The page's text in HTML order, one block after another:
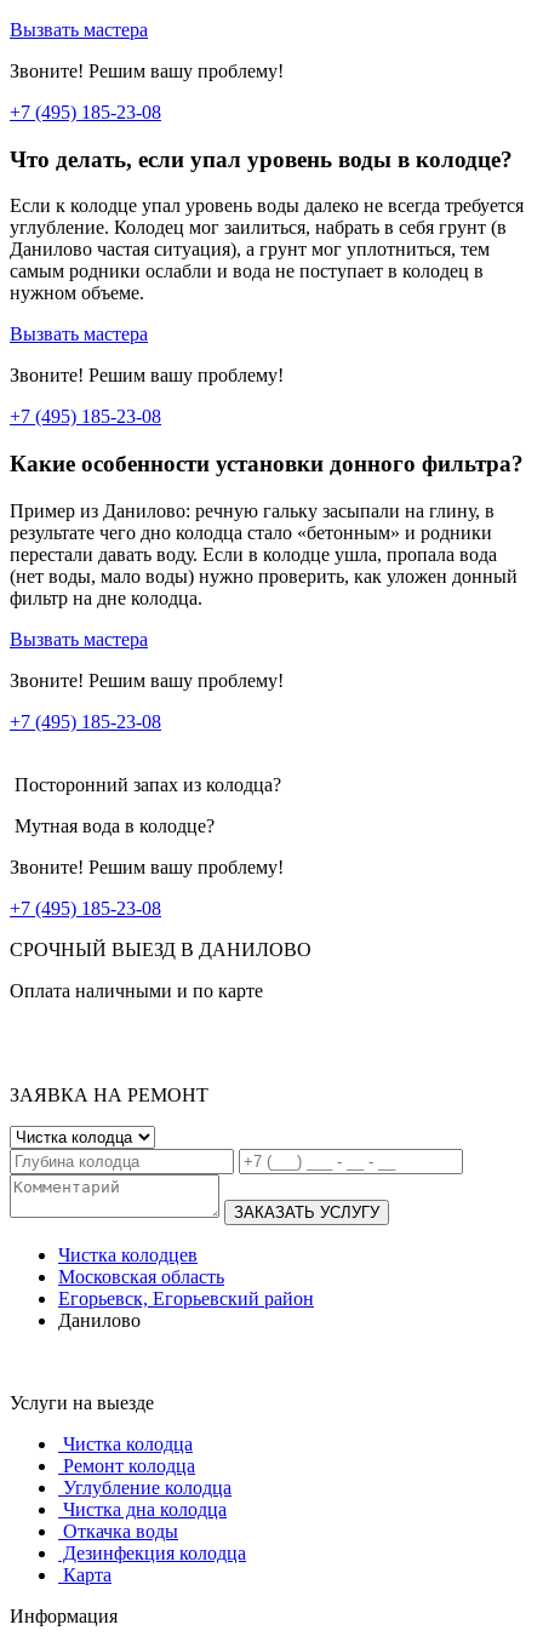
Вызвать мастера
Звоните! Решим вашу проблему!
+7 (495) 185-23-08
Что делать, если упал уровень воды в колодце?
Если к колодце упал уровень воды далеко не всегда требуется
углубление. Колодец мог заилиться, набрать в себя грунт (в
Данилово частая ситуация), а грунт мог уплотниться, тем
самым родники ослабли и вода не поступает в колодец в
нужном объеме.
Вызвать мастера
Звоните! Решим вашу проблему!
+7 (495) 185-23-08
Какие особенности установки донного фильтра?
Пример из Данилово: речную гальку засыпали на глину, в
результате чего дно колодца стало «бетонным» и родники
перестали давать воду. Если в колодце ушла, пропала вода
(нет воды, мало воды) нужно проверить, как уложен донный
фильтр на дне колодца.
Вызвать мастера
Звоните! Решим вашу проблему!
+7 (495) 185-23-08
Посторонний запах из колодца?
Мутная вода в колодце?
Звоните! Решим вашу проблему!
+7 (495) 185-23-08
СРОЧНЫЙ ВЫЕЗД В ДАНИЛОВО
Оплата наличными и по карте
ЗАЯВКА НА РЕМОНТ
ЗАКАЗАТЬ УСЛУГУ
Чистка колодцев
Московская область
Егорьевск, Егорьевский район
Данилово
Услуги на выезде
Чистка колодца
Ремонт колодца
Углубление колодца
Чистка дна колодца
Откачка воды
Дезинфекция колодца
Карта
Информация